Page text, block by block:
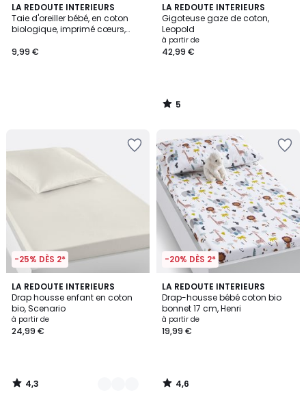
LA REDOUTE INTERIEURS
Taie d'oreiller bébé, en coton
biologique, imprimé cœurs,
9,99 €
LA REDOUTE INTERIEURS
Gigoteuse gaze de coton,
Leopold
à partir de
42,99 €
5
/
5
5
/
-25% DÈS 2*
LA REDOUTE INTERIEURS
Drap housse enfant en coton
bio, Scenario
à partir de
24,99 €
4,3
/ 5
7
Couleurs
4,3
/
-20% DÈS 2*
LA REDOUTE INTERIEURS
Drap-housse bébé coton bio
bonnet 17 cm, Henri
à partir de
19,99 €
4,6
/ 5
4,6
/